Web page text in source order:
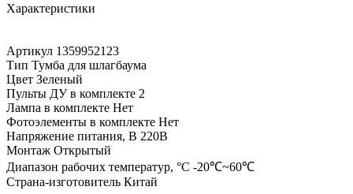
Характеристики
Артикул 1359952123
Тип Тумба для шлагбаума
Цвет Зеленый
Пульты ДУ в комплекте 2
Лампа в комплекте Нет
Фотоэлементы в комплекте Нет
Напряжение питания, В 220В
Монтаж Открытый
Диапазон рабочих температур, °С -20℃~60℃
Страна-изготовитель Китай